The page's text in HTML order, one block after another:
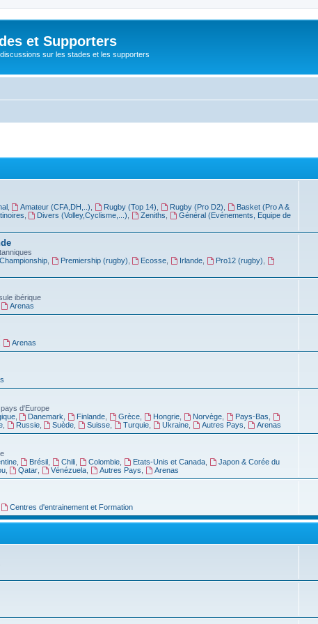
et Supporters
sur les stades et les supporters
, Amateur (CFA,DH,..) Rugby (Top 14) Rugby (Pro D2)
Basket (Pro A &
Divers (Volley,Cyclisme,...) Zeniths
Général (Evénements, Equipe de
, Premiership (rugby) Ecosse Irlande Pro12 (rugby)
ibérique
Arenas
Arenas
d'Europe
, Danemark Finlande Grèce Hongrie, Norvège, Pays-Bas
, Russie, Suède Suisse Turquie Ukraine, Autres Pays Arenas
, Brésil Chili Colombie Etats-Unis et Canada,
Japon & Corée du
, Qatar Vénézuela Autres Pays Arenas
Centres d'entrainement et Formation